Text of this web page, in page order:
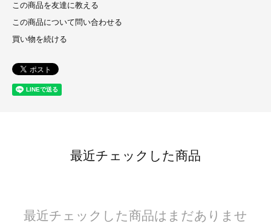
この商品を友達に教える
この商品について問い合わせる
買い物を続ける
最近チェックした商品
最近チェックした商品はまだありませ